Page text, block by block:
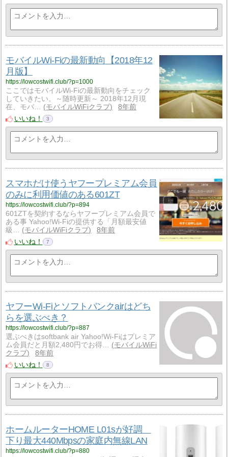
モバイルWi-Fiの最新動向【2018年12
月版】
https://lowcostwifi.club/?p=1000
ここではモバイルWi-Fiの最新動向をチェック
していきたい。～随時更新～ 2018年12月現
在、モバ…
モバイルWiFiクラブ
8年前
いいね！
3
スマホだけ使うヤフープレミアム会員
のみに利用価値のある601ZT
https://lowcostwifi.club/?p=894
601ZTを契約するならヤフープレミアム会員で
ある事 Yahoo!Wi-Fiの提供する「月額最安値
級…
モバイルWiFiクラブ
8年前
いいね！
7
ヤフーWi-Fiとソフトバンクairはどち
らを選ぶべき？
https://lowcostwifi.club/?p=887
選ぶべきはsoftbank air Yahoo!Wi-Fiはプレミア
ム会員だと月額2,480円でお得…
モバイルWiFi
クラブ
8年前
いいね！
8
ホームルーターHOME L01sが好調
下り最大440Mbpsの家庭内無線LAN
https://lowcostwifi.club/?p=880